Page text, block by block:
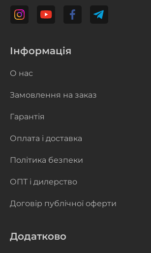
Інформація
О нас
Замовлення на заказ
Гарантія
Оплата і доставка
Політика безпеки
ОПТ і дилерство
Договір публічної оферти
Додатково